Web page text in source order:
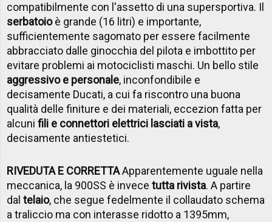
compatibilmente con l'assetto di una supersportiva. Il
serbatoioè grande (16 litri) e importante,
sufficientemente sagomato per essere facilmente
abbracciato dalle ginocchia del pilota e imbottito per
evitare problemi ai motociclisti maschi. Un bello stile
aggressivo e personale, inconfondibile e
decisamente Ducati, a cui fa riscontro una buona
qualità delle finiture e dei materiali, eccezion fatta per
alcunifili e connettori elettrici lasciati a vista,
decisamente antiestetici.
RIVEDUTA E CORRETTAApparentemente uguale nella
meccanica, la 900SS è invecetutta rivista. A partire
daltelaio, che segue fedelmente il collaudato schema
a traliccio ma con interasse ridotto a 1395mm,